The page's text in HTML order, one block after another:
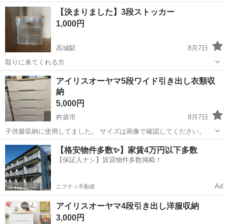
【決まりました】3段ストッカー
1,000円
高城駅
8月7日
取りに来てくれる方
大分 大分市 高城駅 収納家具
アイリスオーヤマ5段ワイド引き出し衣類収
納
5,000円
杵築市
8月7日
子供服収納に使用してました。 サイズは画像で確認してください。
大分 杵築市 収納家具 アイリスオーヤマ
【格安物件多数✨】家賃4万円以下多数
【保証人ナシ】賃貸物件多数掲載！
ニフティ不動産 Ad
アイリスオーヤマ4段引き出し洋服収納
3,000円